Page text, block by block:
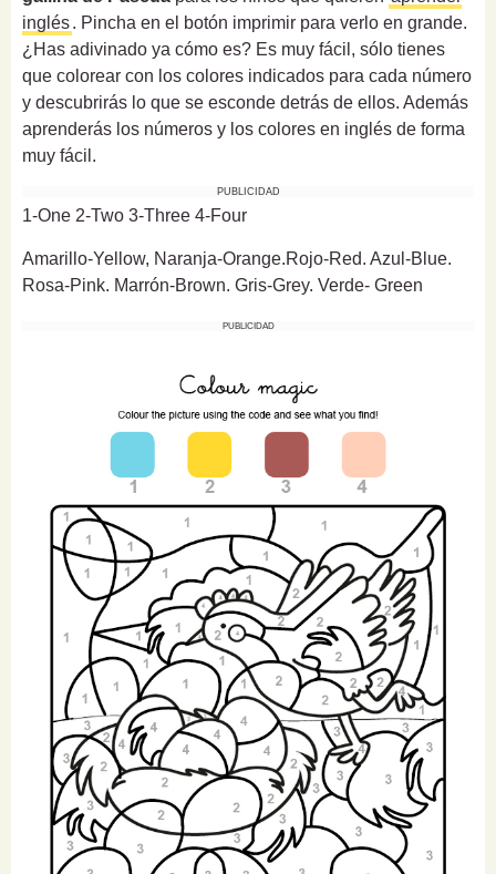
inglés. Pincha en el botón imprimir para verlo en grande.
¿Has adivinado ya cómo es? Es muy fácil, sólo tienes
que colorear con los colores indicados para cada número
y descubrirás lo que se esconde detrás de ellos. Además
aprenderás los números y los colores en inglés de forma
muy fácil.
PUBLICIDAD
1-One 2-Two 3-Three 4-Four
Amarillo-Yellow, Naranja-Orange.Rojo-Red. Azul-Blue.
Rosa-Pink. Marrón-Brown. Gris-Grey. Verde- Green
PUBLICIDAD